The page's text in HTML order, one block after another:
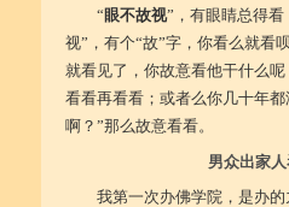
“ 眼不故视”，有眼睛总得
视”，有个“故”字，你看么就看
就看见了，你故意看他干什么
看看再看看；或者么你几十年
啊？”那么故意看看。
男众出家
我第一次办佛学院，是办